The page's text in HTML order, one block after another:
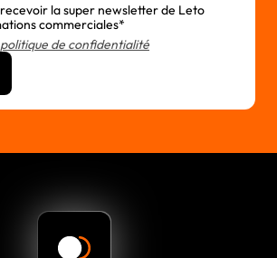
la super newsletter de Leto
commerciales*
de confidentialité